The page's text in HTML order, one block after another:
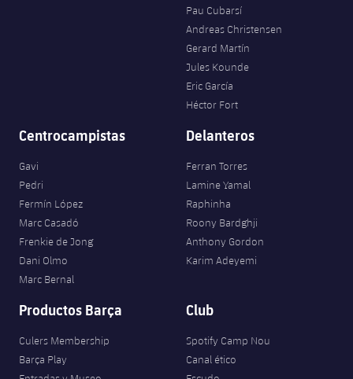
Pau Cubarsí
Andreas Christensen
Gerard Martín
Jules Kounde
Eric García
Héctor Fort
Centrocampistas
Gavi
Pedri
Fermín López
Marc Casadó
Frenkie de Jong
Dani Olmo
Marc Bernal
Delanteros
Ferran Torres
Lamine Yamal
Raphinha
Roony Bardghji
Anthony Gordon
Karim Adeyemi
Productos Barça
Culers Membership
Barça Play
Club
Spotify Camp Nou
Canal ético